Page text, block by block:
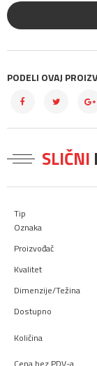
PODELI OVAJ
SLIČNI